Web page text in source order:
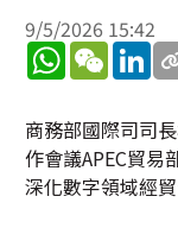
9/5/2026 15:42
WhatsApp
WeChat
商務部國際司司
作會議APEC貿易
深化數字領域經